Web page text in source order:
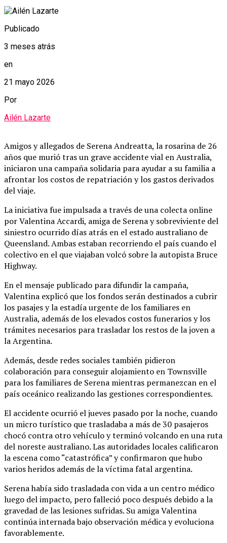
Publicado
3 meses atrás
en
21 mayo 2026
Por
Ailén Lazarte
Amigos y allegados de Serena Andreatta, la rosarina de 26
años que murió tras un grave accidente vial en Australia,
iniciaron una campaña solidaria para ayudar a su familia a
afrontar los costos de repatriación y los gastos derivados
del viaje.
La iniciativa fue impulsada a través de una colecta online
por Valentina Accardi, amiga de Serena y sobreviviente del
siniestro ocurrido días atrás en el estado australiano de
Queensland. Ambas estaban recorriendo el país cuando el
colectivo en el que viajaban volcó sobre la autopista Bruce
Highway.
En el mensaje publicado para difundir la campaña,
Valentina explicó que los fondos serán destinados a cubrir
los pasajes y la estadía urgente de los familiares en
Australia, además de los elevados costos funerarios y los
trámites necesarios para trasladar los restos de la joven a
la Argentina.
Además, desde redes sociales también pidieron
colaboración para conseguir alojamiento en Townsville
para los familiares de Serena mientras permanezcan en el
país oceánico realizando las gestiones correspondientes.
El accidente ocurrió el jueves pasado por la noche, cuando
un micro turístico que trasladaba a más de 30 pasajeros
chocó contra otro vehículo y terminó volcando en una ruta
del noreste australiano. Las autoridades locales calificaron
la escena como “catastrófica” y confirmaron que hubo
varios heridos además de la víctima fatal argentina.
Serena había sido trasladada con vida a un centro médico
luego del impacto, pero falleció poco después debido a la
gravedad de las lesiones sufridas. Su amiga Valentina
continúa internada bajo observación médica y evoluciona
favorablemente.